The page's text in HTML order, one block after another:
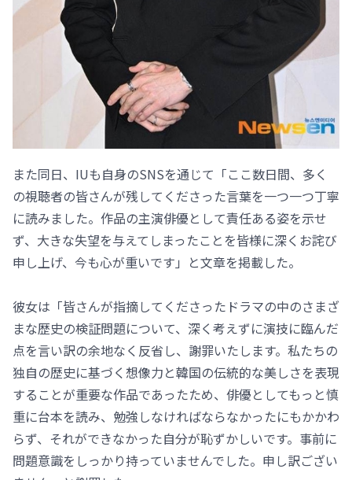
また同日、IUも自身のSNSを通じて「ここ数日間、多く
の視聴者の皆さんが残してくださった言葉を一つ一つ丁寧
に読みました。作品の主演俳優として責任ある姿を示せ
ず、大きな失望を与えてしまったことを皆様に深くお詫び
申し上げ、今も心が重いです」と文章を掲載した。
彼女は「皆さんが指摘してくださったドラマの中のさまざ
まな歴史の検証問題について、深く考えずに演技に臨んだ
点を言い訳の余地なく反省し、謝罪いたします。私たちの
独自の歴史に基づく想像力と韓国の伝統的な美しさを表現
することが重要な作品であったため、俳優としてもっと慎
重に台本を読み、勉強しなければならなかったにもかかわ
らず、それができなかった自分が恥ずかしいです。事前に
問題意識をしっかり持っていませんでした。申し訳ござい